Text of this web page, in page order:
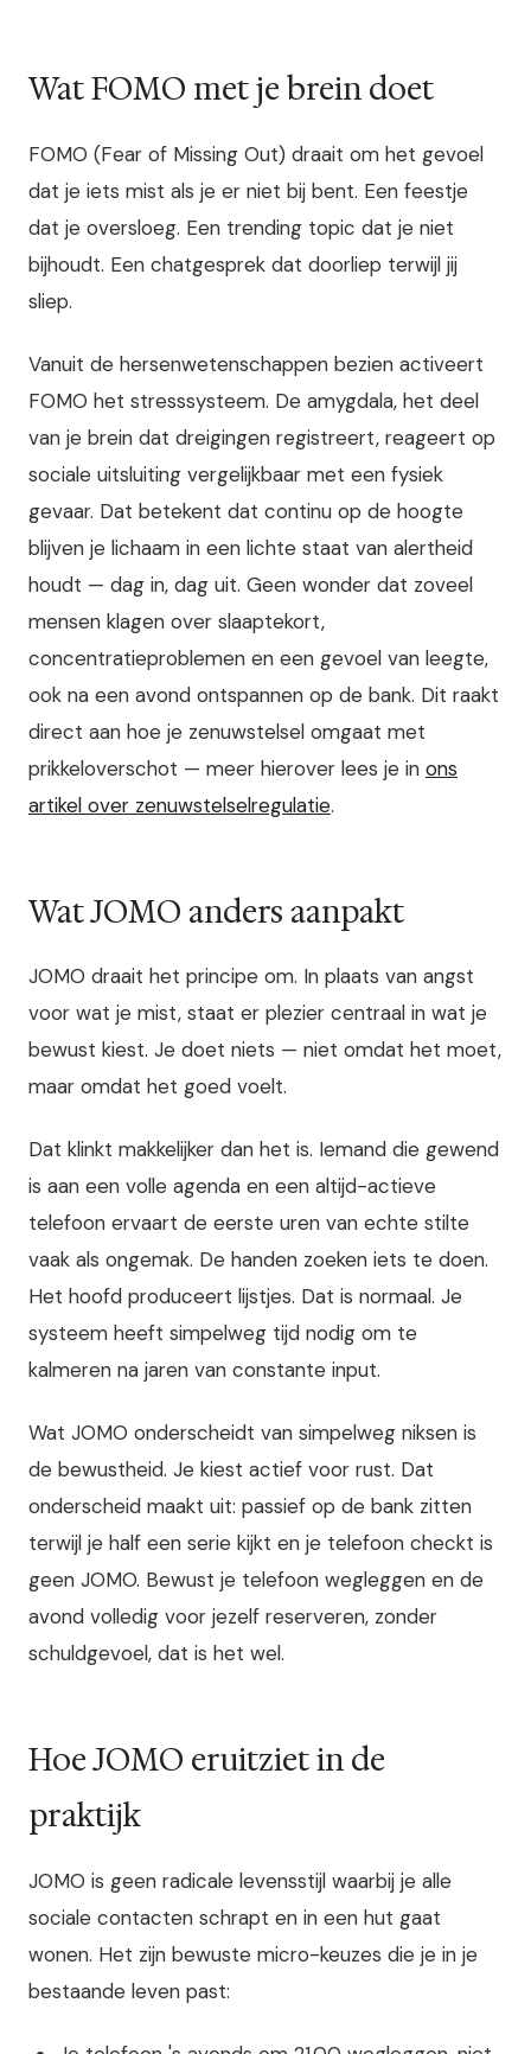
Wat FOMO met je brein doet
FOMO (Fear of Missing Out) draait om het gevoel
dat je iets mist als je er niet bij bent. Een feestje
dat je oversloeg. Een trending topic dat je niet
bijhoudt. Een chatgesprek dat doorliep terwijl jij
sliep.
Vanuit de hersenwetenschappen bezien activeert
FOMO het stresssysteem. De amygdala, het deel
van je brein dat dreigingen registreert, reageert op
sociale uitsluiting vergelijkbaar met een fysiek
gevaar. Dat betekent dat continu op de hoogte
blijven je lichaam in een lichte staat van alertheid
houdt — dag in, dag uit. Geen wonder dat zoveel
mensen klagen over slaaptekort,
concentratieproblemen en een gevoel van leegte,
ook na een avond ontspannen op de bank. Dit raakt
direct aan hoe je zenuwstelsel omgaat met
prikkeloverschot — meer hierover lees je in ons
artikel over zenuwstelselregulatie.
Wat JOMO anders aanpakt
JOMO draait het principe om. In plaats van angst
voor wat je mist, staat er plezier centraal in wat je
bewust kiest. Je doet niets — niet omdat het moet,
maar omdat het goed voelt.
Dat klinkt makkelijker dan het is. Iemand die gewend
is aan een volle agenda en een altijd-actieve
telefoon ervaart de eerste uren van echte stilte
vaak als ongemak. De handen zoeken iets te doen.
Het hoofd produceert lijstjes. Dat is normaal. Je
systeem heeft simpelweg tijd nodig om te
kalmeren na jaren van constante input.
Wat JOMO onderscheidt van simpelweg niksen is
de bewustheid. Je kiest actief voor rust. Dat
onderscheid maakt uit: passief op de bank zitten
terwijl je half een serie kijkt en je telefoon checkt is
geen JOMO. Bewust je telefoon wegleggen en de
avond volledig voor jezelf reserveren, zonder
schuldgevoel, dat is het wel.
Hoe JOMO eruitziet in de
praktijk
JOMO is geen radicale levensstijl waarbij je alle
sociale contacten schrapt en in een hut gaat
wonen. Het zijn bewuste micro-keuzes die je in je
bestaande leven past: